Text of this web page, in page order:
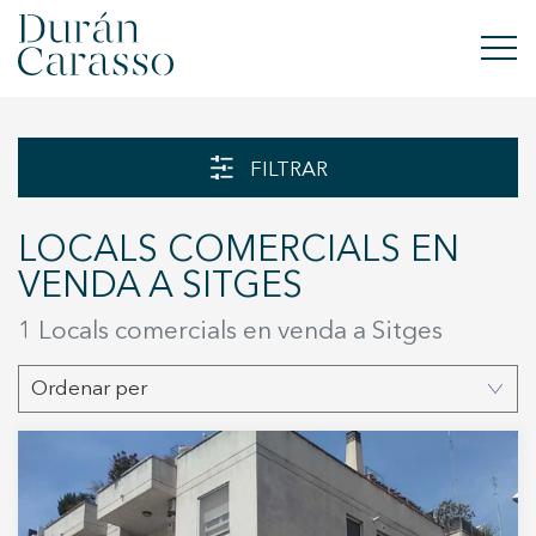
VENDRE
OBRA NOVA
INVERSIONS
GRUP DC
CONTACTE
FILTRAR
LOCALS COMERCIALS EN
VENDA A SITGES
1 Locals comercials en venda a Sitges
Ordenar per